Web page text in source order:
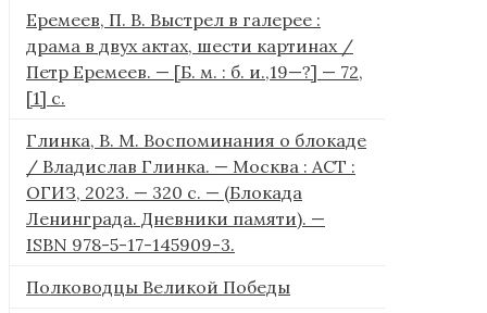
Еремеев, П. В. Выстрел в галерее :
драма в двух актах, шести картинах /
Петр Еремеев. — [Б. м. : б. и.,19—?] — 72,
[1] с.
Глинка, В. М. Воспоминания о блокаде
/ Владислав Глинка. — Москва : АСТ :
ОГИЗ, 2023. — 320 с. — (Блокада
Ленинграда. Дневники памяти). —
ISBN 978-5-17-145909-3.
Полководцы Великой Победы